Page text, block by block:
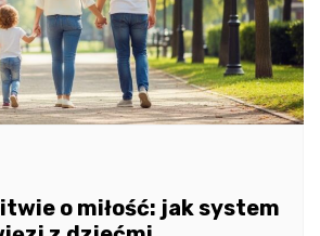
o miłość: jak system